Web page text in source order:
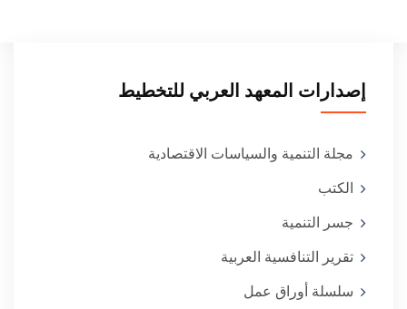
إصدارات المعهد العربي للتخطيط
مجلة التنمية والسياسات الاقتصادية
الكتب
جسر التنمية
تقرير التنافسية العربية
سلسلة أوراق عمل